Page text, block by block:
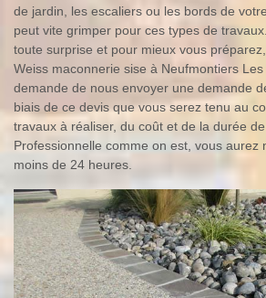
de jardin, les escaliers ou les bords de
peut vite grimper pour ces types de
toute surprise et pour mieux vous
Weiss maconnerie sise à Neufmontiers
demande de nous envoyer une demande
biais de ce devis que vous serez tenu au
travaux à réaliser, du coût et de la durée
Professionnelle comme on est, vous aurez
moins de 24 heures.